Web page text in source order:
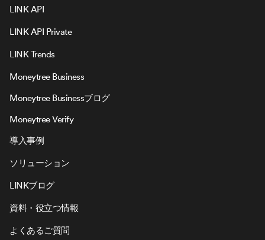
LINK API
LINK API Private
LINK Trends
Moneytree Business
Moneytree Businessブログ
Moneytree Verify
導入事例
ソリューション
LINKブログ
資料・役立つ情報
よくあるご質問